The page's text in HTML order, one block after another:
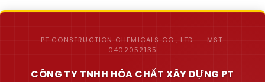
PT CONSTRUCTION CHEMICALS CO., LTD. · MST:
0402052135
CÔNG TY TNHH HÓA CHẤT XÂY DỰNG PT